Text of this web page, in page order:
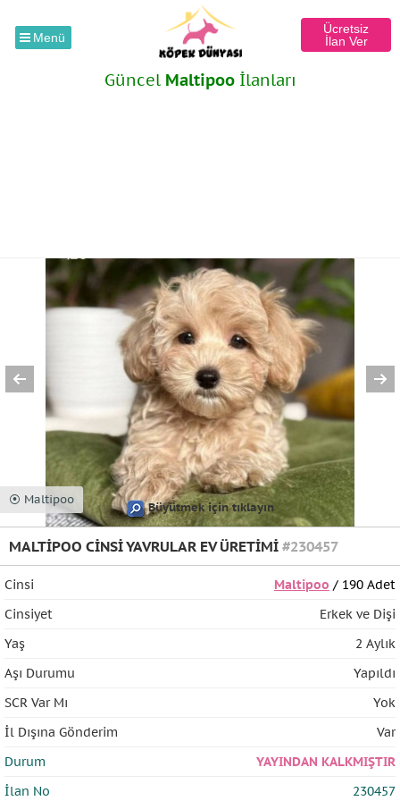
Menü
Ücretsiz
İlan Ver
Güncel Maltipooİlanları
⦿ Maltipoo
Büyütmek için tıklayın
MALTİPOO CİNSİ YAVRULAR EV ÜRETİMİ #230457
Cinsi Maltipoo / 190 Adet
Cinsiyet
Erkek ve Dişi
Yaş
2 Aylık
Aşı Durumu
Yapıldı
SCR Var Mı
Yok
İl Dışına Gönderim
Var
Durum
YAYINDAN KALKMIŞTIR
İlan No
230457